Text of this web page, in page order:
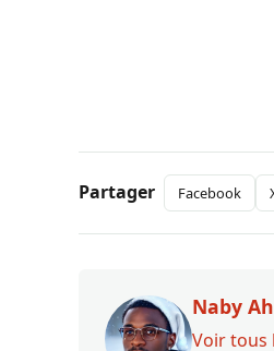
Partager Facebook
Naby
Voir tous